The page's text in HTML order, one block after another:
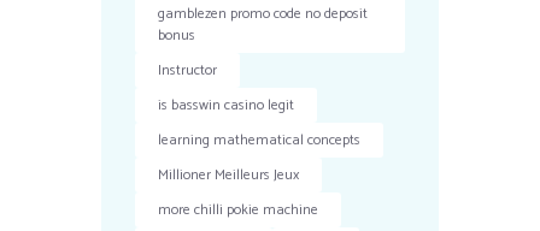
gamblezen promo code no deposit
bonus
Instructor
is basswin casino legit
learning mathematical concepts
Millioner Meilleurs Jeux
more chilli pokie machine